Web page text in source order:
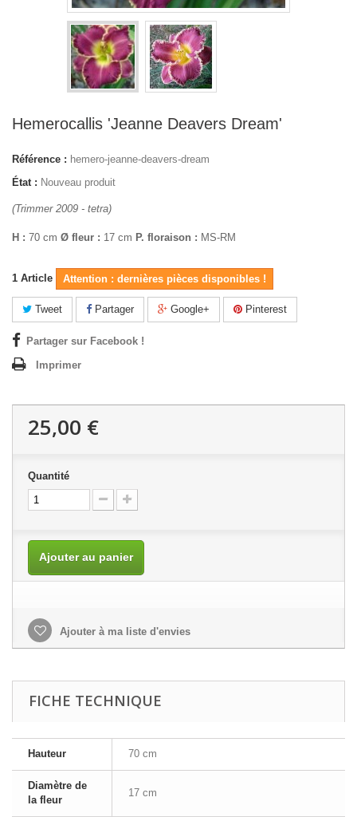
Hemerocallis 'Jeanne Deavers Dream'
Référence : hemero-jeanne-deavers-dream
État : Nouveau produit
(Trimmer 2009 - tetra)
H : 70 cm Ø fleur : 17 cm P. floraison : MS-RM
1 Article Attention : dernières pièces disponibles !
Tweet Partager Google+ Pinterest
Partager sur Facebook !
Imprimer
25,00 €
Quantité
Ajouter au panier
Ajouter à ma liste d'envies
FICHE TECHNIQUE
Hauteur 70 cm
Diamètre de
la fleur
17 cm